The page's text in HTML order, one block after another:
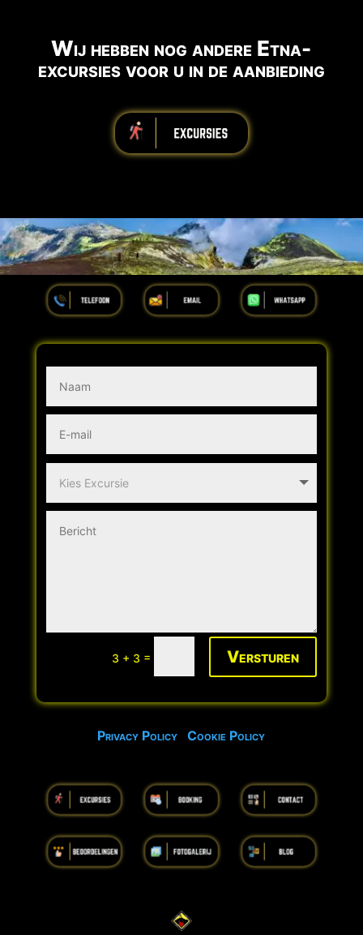
Wij hebben nog andere Etna-
excursies voor u in de aanbieding
iiiiiiiiiiiiiiiiiiiiiiii
3 + 3 = Versturen
Privacy PolicyCookie Policy